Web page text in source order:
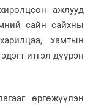
ажлууд
сайн сайхны
хамтын
итгэл дүүрэн
өргөжүүлэн